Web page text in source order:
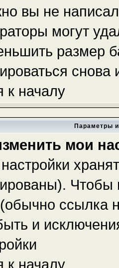
вы не
могут
размер
к началу
Параметры
мои
Чтобы
(обычно ссылка
и
к началу